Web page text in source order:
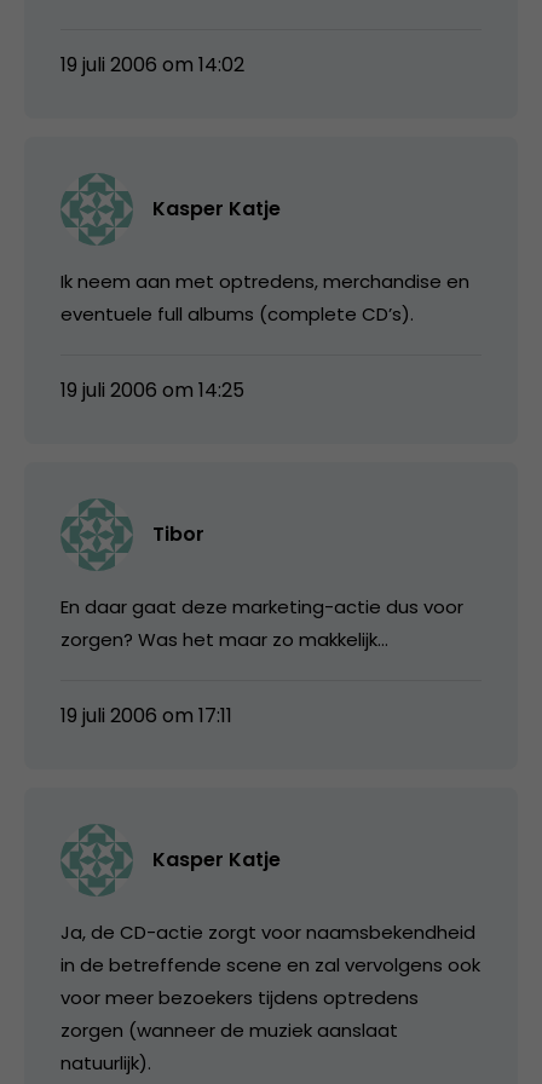
19 juli 2006 om 14:02
Kasper Katje
Ik neem aan met optredens, merchandise en
eventuele full albums (complete CD’s).
19 juli 2006 om 14:25
Tibor
En daar gaat deze marketing-actie dus voor
zorgen? Was het maar zo makkelijk…
19 juli 2006 om 17:11
Kasper Katje
Ja, de CD-actie zorgt voor naamsbekendheid
in de betreffende scene en zal vervolgens ook
voor meer bezoekers tijdens optredens
zorgen (wanneer de muziek aanslaat
natuurlijk).